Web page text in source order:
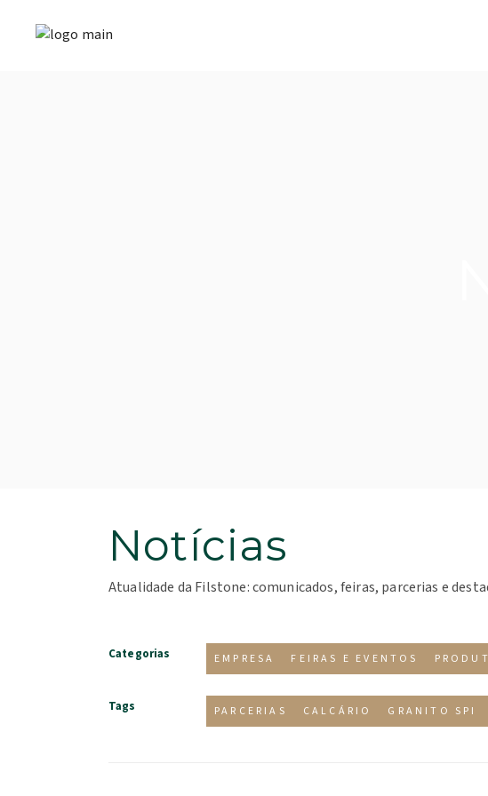
Notícias
Atualidade da Filstone: comunicados, feiras, parcerias e
Categorias EMPRESA FEIRAS E EVENTOS
Tags PARCERIAS CALCÁRIO GRANITO SPI